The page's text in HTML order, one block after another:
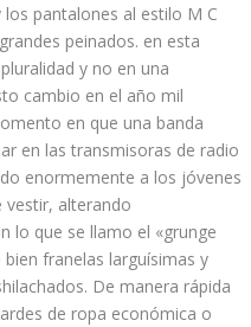
pantalones al estilo M C
peinados. en esta
y no en una
cambio en el año mil
en que una banda
en las transmisoras de radio
enormemente a los jóvenes
alterando
lo que se llamo el «grunge
franelas larguísimas y
De manera rápida
de ropa económica o